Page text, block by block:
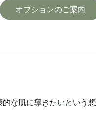
オプションのご案内
な肌に導きたいという想